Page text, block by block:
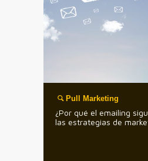
Pull Marketing
¿Por qué el emailing
las estrategias de